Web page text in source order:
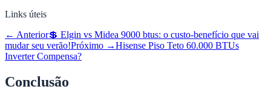
Links úteis
← Anterior💲 Elgin vs Midea 9000 btus: o custo-benefício que vai
mudar seu verão!Próximo →Hisense Piso Teto 60.000 BTUs
Inverter Compensa?
Conclusão